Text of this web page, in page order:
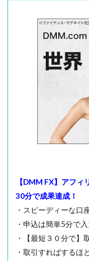
【DMM FX】アフ
30分で成果達成！
・スピーディーな口
・申込は簡単5分で入
・【最短３０分で】
・取引すればするほ